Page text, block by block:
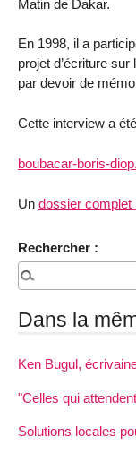
Matin de Dakar.
En 1998, il a
projet d’écriture
par devoir de
Cette interview a
boubacar-boris-
Un dossier complet
Rechercher :
Dans la
Ken Bugul,
"Celles qui
Solutions locales